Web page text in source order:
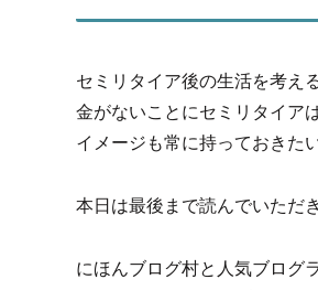
セミリタイア後の生活を考え
金がないことにセミリタイア
イメージも常に持っておきた
本日は最後まで読んでいただ
にほんブログ村と人気ブログ